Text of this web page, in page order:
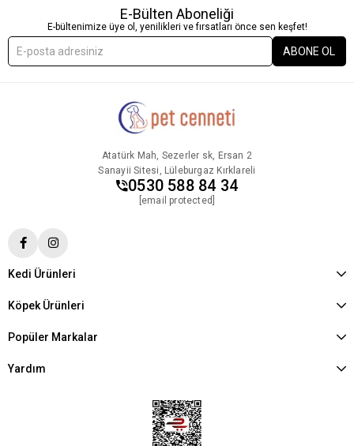
E-Bülten Aboneliği
E-bültenimize üye ol, yenilikleri ve fırsatları önce sen keşfet!
ABONE OL
Atatürk Mah, Sezerler sk, Ersan 2
Sanayii Sitesi, Lüleburgaz Kırklareli
0530 588 84 34
[email protected]
Kedi Ürünleri
Köpek Ürünleri
Popüler Markalar
Yardım